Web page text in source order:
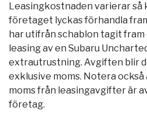
Leasingkostnaden varierar
företaget lyckas förhandla
har utifrån schablon tagit
leasing av en Subaru
extrautrustning. Avgiften blir
exklusive moms. Notera
moms från leasingavgifter är
företag.